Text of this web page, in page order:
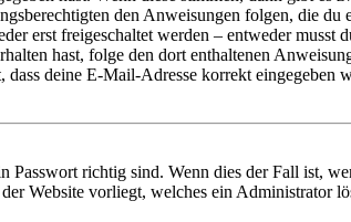
den Anweisungen folgen, die
erst freigeschaltet werden – entweder musst
hast, folge den dort enthaltenen
deine E-Mail-Adresse korrekt eingegeben
richtig sind. Wenn dies der Fall ist,
Website vorliegt, welches ein Administrator